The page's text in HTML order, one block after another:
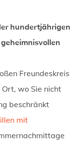
hundertjährigen
Freundeskreis
Ort, wo Sie nicht
beschränkt
mit